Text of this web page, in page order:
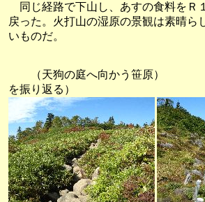
同じ経路で下山し、あすの食料をＲ
戻った。火打山の湿原の景観は素晴
いものだ。
（天狗の庭へ向かう笹原） （
を振り返る）